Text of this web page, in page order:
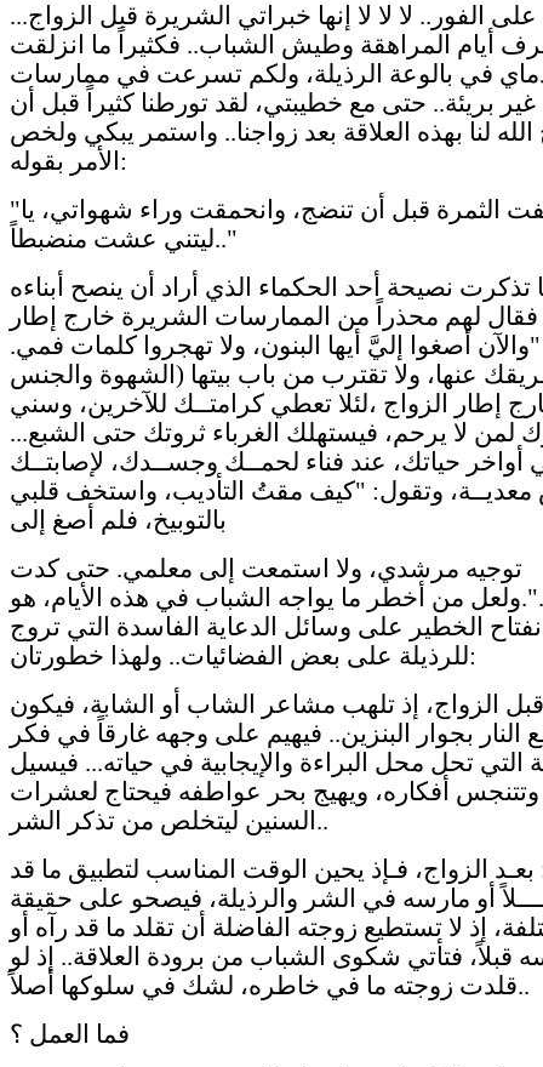
الفور.. لا لا لا إنها خبراتي الشريرة قبل الزواج...
أيام المراهقة وطيش الشباب.. فكثيراً ما انزلقت
في بالوعة الرذيلة، ولكم تسرعت في ممارسات
بريئة.. حتى مع خطيبتي، لقد تورطنا كثيراً قبل أن
لنا بهذه العلاقة بعد زواجنا.. واستمر يبكي ولخص
الأمر بقوله:
"لقد قطفت الثمرة قبل أن تنضج، وانحمقت وراء شهواتي، يا
ليتني عشت منضبطاً.."
تذكرت نصيحة أحد الحكماء الذي أراد أن ينصح أبناءه
فقال لهم محذراً من الممارسات الشريرة خارج إطار
أصغوا إليَّ أيها البنون، ولا تهجروا كلمات فمي.
عنها، ولا تقترب من باب بيتها (الشهوة والجنس
إطار الزواج ،لئلا تعطي كرامتــك للآخرين، وسني
لمن لا يرحم، فيستهلك الغرباء ثروتك حتى الشبع...
أواخر حياتك، عند فناء لحمــك وجســدك، لإصابتــك
معديــة، وتقول: "كيف مقتُ التأديب، واستخف قلبي
بالتوبيخ، فلم أصغ إلى
توجيه مرشدي، ولا استمعت إلى معلمي. حتى كدت
من أخطر ما يواجه الشباب في هذه الأيام، هو
الخطير على وسائل الدعاية الفاسدة التي تروج
للرذيلة على بعض الفضائيات.. ولهذا خطورتان:
قبل الزواج، إذ تلهب مشاعر الشاب أو الشابة، فيكون
بجوار البنزين.. فيهيم على وجهه غارقاً في فكر
التي تحل محل البراءة والإيجابية في حياته... فيسيل
وتتنجس أفكاره، ويهيج بحر عواطفه فيحتاج لعشرات
السنين ليتخلص من تذكر الشر..
بعـد الزواج، فـإذ يحين الوقت المناسب لتطبيق ما قد
أو مارسه في الشر والرذيلة، فيصحو على حقيقة
إذ لا تستطيع زوجته الفاضلة أن تقلد ما قد رآه أو
قبلاً، فتأتي شكوى الشباب من برودة العلاقة.. إذ لو
قلدت زوجته ما في خاطره، لشك في سلوكها أصلاً..
فما العمل ؟